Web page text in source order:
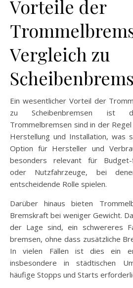
Vorteile der
Vergleich zu
Ein wesentlicher Vorteil der
zu Scheibenbremsen ist
Trommelbremsen sind in der
Herstellung und Installation, was
Option für Hersteller und
besonders relevant für Budget-
oder Nutzfahrzeuge, bei
entscheidende Rolle spielen.
Darüber hinaus bieten
Bremskraft bei weniger Gewicht.
der Lage sind, ein schwereres
bremsen, ohne dass zusätzliche
In vielen Fällen ist dies ein
insbesondere in städtischen
häufige Stopps und Starts